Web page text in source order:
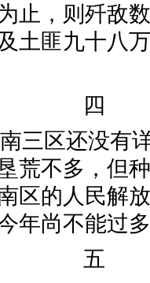
止，则歼敌
土匪九十八
四
三区还没有
荒不多，但
区的人民解
年尚不能过
五